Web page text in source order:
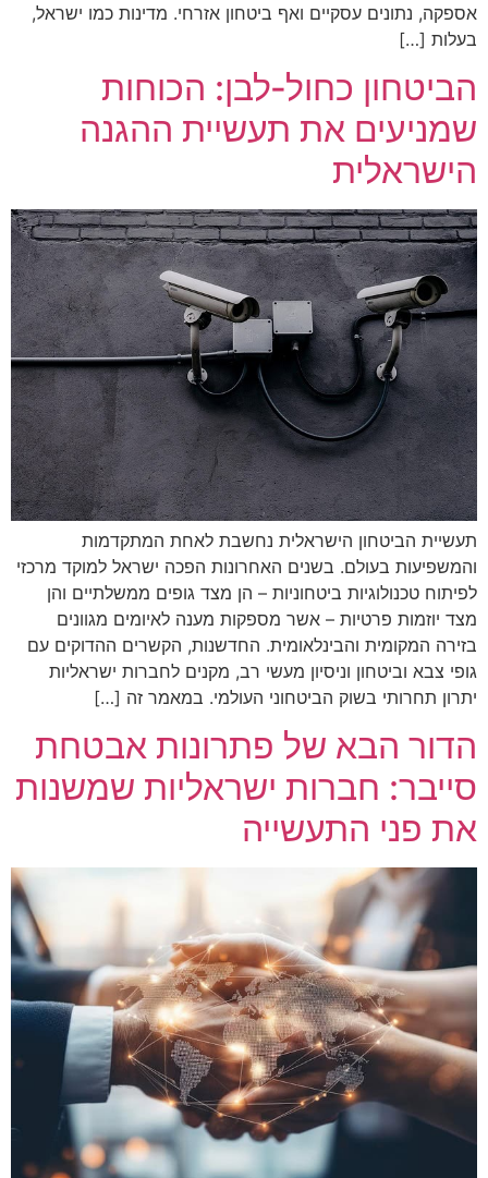
אספקה, נתונים עסקיים ואף ביטחון אזרחי. מדינות כמו ישראל,
בעלות […]
הביטחון כחול‑לבן: הכוחות
שמניעים את תעשיית ההגנה
הישראלית
תעשיית הביטחון הישראלית נחשבת לאחת המתקדמות
והמשפיעות בעולם. בשנים האחרונות הפכה ישראל למוקד מרכזי
לפיתוח טכנולוגיות ביטחוניות – הן מצד גופים ממשלתיים והן
מצד יוזמות פרטיות – אשר מספקות מענה לאיומים מגוונים
בזירה המקומית והבינלאומית. החדשנות, הקשרים ההדוקים עם
גופי צבא וביטחון וניסיון מעשי רב, מקנים לחברות ישראליות
יתרון תחרותי בשוק הביטחוני העולמי. במאמר זה […]
הדור הבא של פתרונות אבטחת
סייבר: חברות ישראליות שמשנות
את פני התעשייה